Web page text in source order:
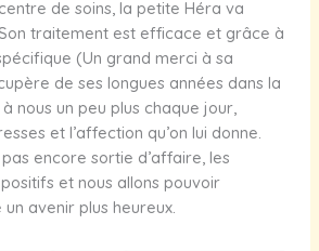
de soins, la petite Héra va
traitement est efficace et grâce à
(Un grand merci à sa
de ses longues années dans la
nous un peu plus chaque jour,
et l’affection qu’on lui donne.
pas encore sortie d’affaire, les
et nous allons pouvoir
avenir plus heureux.